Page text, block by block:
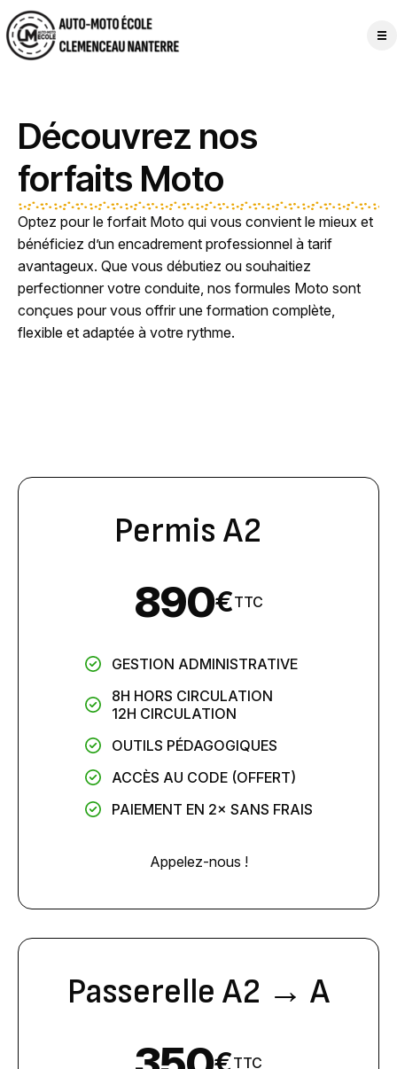
Découvrez nos
forfaits Moto
Optez pour le forfait Moto qui vous convient le mieux et
bénéficiez d’un encadrement professionnel à tarif
avantageux. Que vous débutiez ou souhaitiez
perfectionner votre conduite, nos formules Moto sont
conçues pour vous offrir une formation complète,
flexible et adaptée à votre rythme.
Permis A2
€
890 TTC
GESTION ADMINISTRATIVE
8H HORS CIRCULATION
12H CIRCULATION
OUTILS PÉDAGOGIQUES
ACCÈS AU CODE (OFFERT)
PAIEMENT EN 2× SANS FRAIS
Appelez-nous !
Passerelle A2 → A
TTC